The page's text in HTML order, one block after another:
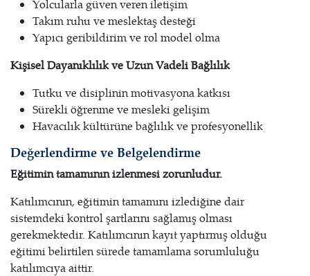
Yolcularla güven veren iletişim
Takım ruhu ve meslektaş desteği
Yapıcı geribildirim ve rol model olma
Kişisel Dayanıklılık ve Uzun Vadeli Bağlılık
Tutku ve disiplinin motivasyona katkısı
Sürekli öğrenme ve mesleki gelişim
Havacılık kültürüne bağlılık ve profesyonellik
Değerlendirme ve Belgelendirme
Eğitimin tamamının izlenmesi zorunludur.
Katılımcının, eğitimin tamamını izlediğine dair
sistemdeki kontrol şartlarını sağlamış olması
gerekmektedir. Katılımcının kayıt yaptırmış olduğu
eğitimi belirtilen sürede tamamlama sorumluluğu
katılımcıya aittir.